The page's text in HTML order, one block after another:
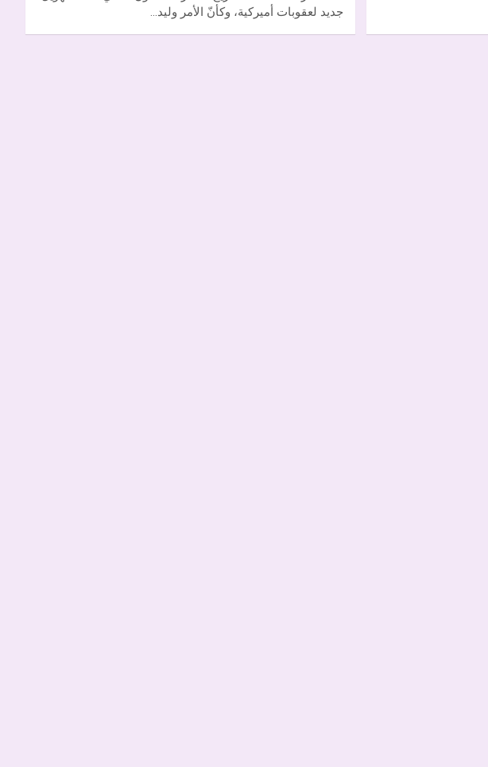
جديد لعقوبات أميركية، وكأنّ الأمر وليد…